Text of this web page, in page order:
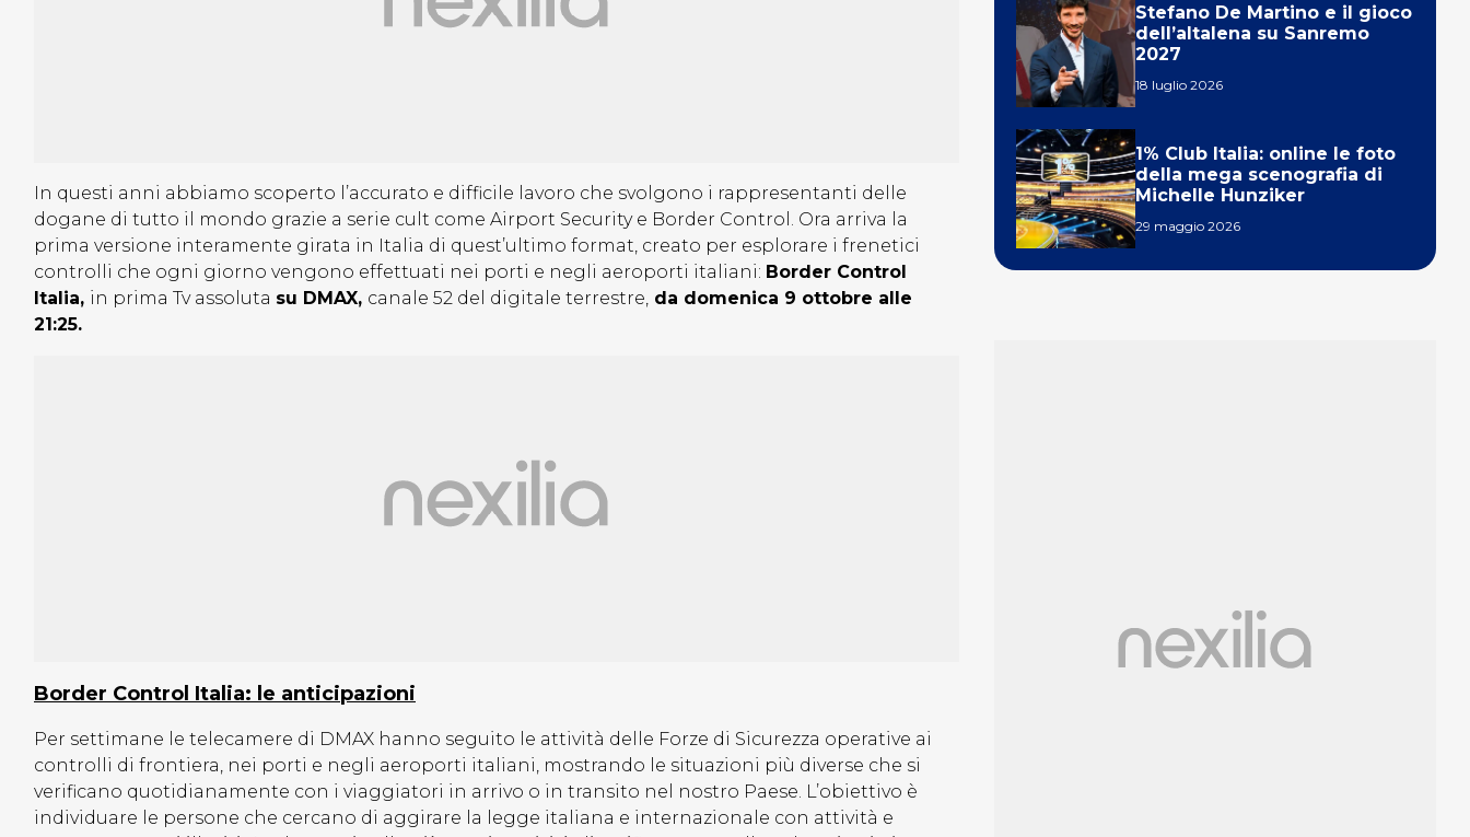
In questi anni abbiamo scoperto l’accurato e difficile lavoro che svolgono i rappresentanti delle
dogane di tutto il mondo grazie a serie cult come Airport Security e Border Control. Ora arriva la
prima versione interamente girata in Italia di quest’ultimo format, creato per esplorare i frenetici
controlli che ogni giorno vengono effettuati nei porti e negli aeroporti italiani: Border Control
Italia, in prima Tv assoluta su DMAX, canale 52 del digitale terrestre, da domenica 9 ottobre alle
21:25.
Border Control Italia: le anticipazioni
Per settimane le telecamere di DMAX hanno seguito le attività delle Forze di Sicurezza operative ai
controlli di frontiera, nei porti e negli aeroporti italiani, mostrando le situazioni più diverse che si
verificano quotidianamente con i viaggiatori in arrivo o in transito nel nostro Paese. L’obiettivo è
individuare le persone che cercano di aggirare la legge italiana e internazionale con attività e
Stefano De Martino e il gioco
dell’altalena su Sanremo
2027
18 luglio 2026
1% Club Italia: online le foto
della mega scenografia di
Michelle Hunziker
29 maggio 2026